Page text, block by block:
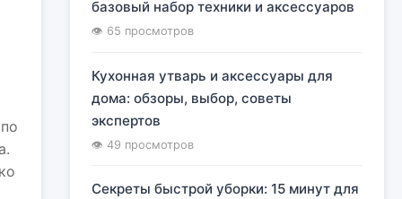
базовый набор техники и аксессуаров
👁 65 просмотров
Кухонная утварь и аксессуары для
дома: обзоры, выбор, советы
экспертов
👁 49 просмотров
Секреты быстрой уборки: 15 минут для